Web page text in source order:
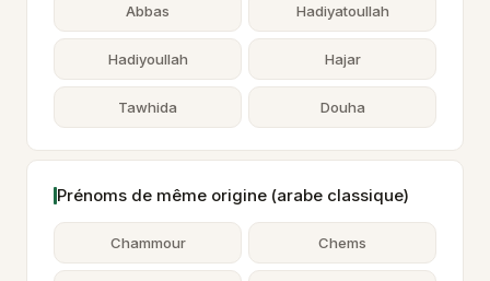
Abbas Hadiyatoullah
Hadiyoullah Hajar
Tawhida Douha
Prénoms de même origine (arabe classique)
Chammour Chems